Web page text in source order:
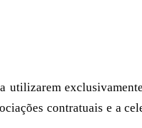
utilizarem
contratuais e a